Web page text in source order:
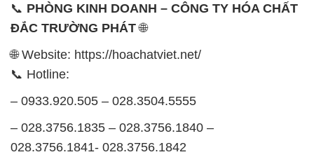
📞 PHÒNG KINH DOANH – CÔNG TY HÓA CHẤT
ĐẮC TRƯỜNG PHÁT🌐
🌐 Website: https://hoachatviet.net/
📞 Hotline:
– 0933.920.505 – 028.3504.5555
– 028.3756.1835 – 028.3756.1840 –
028.3756.1841- 028.3756.1842